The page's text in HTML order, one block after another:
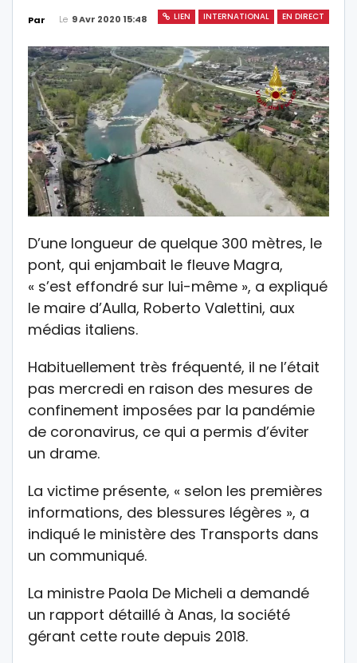
LIEN INTERNATIONAL EN DIRECT
Par Le 9 Avr 2020 15:48
D’une longueur de quelque 300 mètres, le
pont, qui enjambait le fleuve Magra,
« s’est effondré sur lui-même », a expliqué
le maire d’Aulla, Roberto Valettini, aux
médias italiens.
Habituellement très fréquenté, il ne l’était
pas mercredi en raison des mesures de
confinement imposées par la pandémie
de coronavirus, ce qui a permis d’éviter
un drame.
La victime présente, « selon les premières
informations, des blessures légères », a
indiqué le ministère des Transports dans
un communiqué.
La ministre Paola De Micheli a demandé
un rapport détaillé à Anas, la société
gérant cette route depuis 2018.